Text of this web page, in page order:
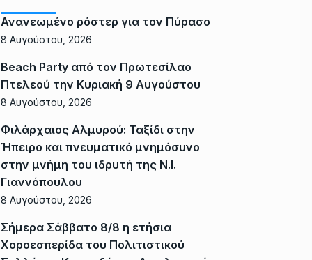
Ανανεωμένο ρόστερ για τον Πύρασο
8 Αυγούστου, 2026
Beach Party από τον Πρωτεσίλαο
Πτελεού την Κυριακή 9 Αυγούστου
8 Αυγούστου, 2026
Φιλάρχαιος Αλμυρού: Ταξίδι στην
Ήπειρο και πνευματικό μνημόσυνο
στην μνήμη του ιδρυτή της Ν.Ι.
Γιαννόπουλου
8 Αυγούστου, 2026
Σήμερα Σάββατο 8/8 η ετήσια
Χοροεσπερίδα του Πολιτιστικού